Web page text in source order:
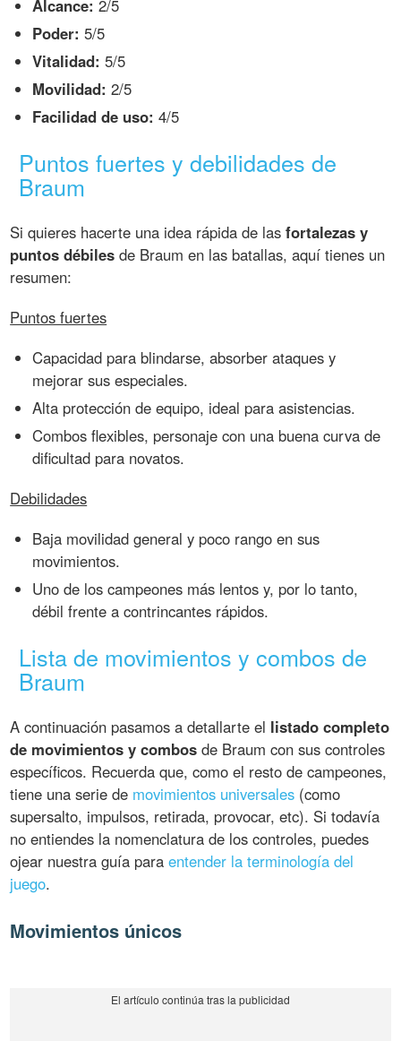
Alcance: 2/5
Poder: 5/5
Vitalidad: 5/5
Movilidad: 2/5
Facilidad de uso: 4/5
Puntos fuertes y debilidades de
Braum
Si quieres hacerte una idea rápida de lasfortalezas y
puntos débiles de Braum en las batallas, aquí tienes un
resumen:
Puntos fuertes
Capacidad para blindarse, absorber ataques y
mejorar sus especiales.
Alta protección de equipo, ideal para asistencias.
Combos flexibles, personaje con una buena curva de
dificultad para novatos.
Debilidades
Baja movilidad general y poco rango en sus
movimientos.
Uno de los campeones más lentos y, por lo tanto,
débil frente a contrincantes rápidos.
Lista de movimientos y combos de
Braum
A continuación pasamos a detallarte el listado completo
de movimientos y combos de Braum con sus controles
específicos. Recuerda que, como el resto de campeones,
tiene una serie de movimientos universales (como
supersalto, impulsos, retirada, provocar, etc). Si todavía
no entiendes la nomenclatura de los controles, puedes
ojear nuestra guía paraentender la terminología del
juego.
Movimientos únicos